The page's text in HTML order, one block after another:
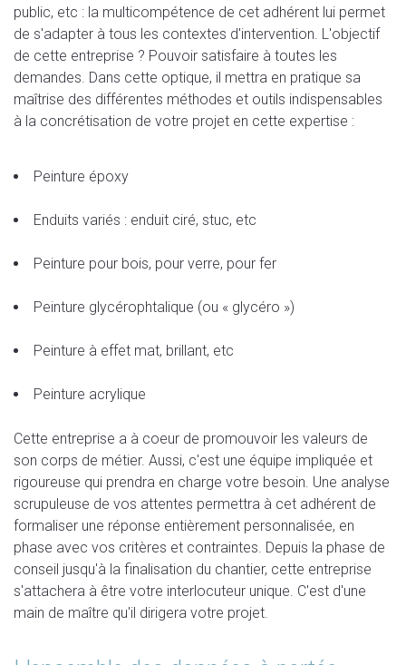
public, etc : la multicompétence de cet adhérent lui permet
de s'adapter à tous les contextes d'intervention. L'objectif
de cette entreprise ? Pouvoir satisfaire à toutes les
demandes. Dans cette optique, il mettra en pratique sa
maîtrise des différentes méthodes et outils indispensables
à la concrétisation de votre projet en cette expertise :
Peinture époxy
Enduits variés : enduit ciré, stuc, etc
Peinture pour bois, pour verre, pour fer
Peinture glycérophtalique (ou « glycéro »)
Peinture à effet mat, brillant, etc
Peinture acrylique
Cette entreprise a à coeur de promouvoir les valeurs de
son corps de métier. Aussi, c'est une équipe impliquée et
rigoureuse qui prendra en charge votre besoin. Une analyse
scrupuleuse de vos attentes permettra à cet adhérent de
formaliser une réponse entièrement personnalisée, en
phase avec vos critères et contraintes. Depuis la phase de
conseil jusqu'à la finalisation du chantier, cette entreprise
s'attachera à être votre interlocuteur unique. C'est d'une
main de maître qu'il dirigera votre projet.